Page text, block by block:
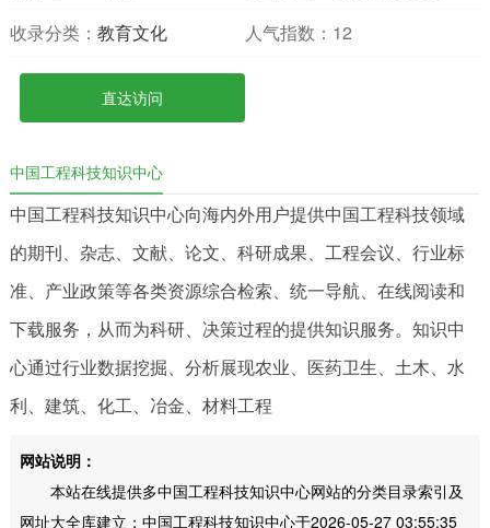
收录分类： 教育文化 人气指数： 12
直达访问
中国工程科技知识中心
中国工程科技知识中心向海内外用户提供中国工程科技领域
的期刊、杂志、文献、论文、科研成果、工程会议、行业标
准、产业政策等各类资源综合检索、统一导航、在线阅读和
下载服务，从而为科研、决策过程的提供知识服务。知识中
心通过行业数据挖掘、分析展现农业、医药卫生、土木、水
利、建筑、化工、冶金、材料工程
网站说明：
本站在线提供多中国工程科技知识中心网站的分类目录索引及
网址大全库建立；中国工程科技知识中心于2026-05-27 03:55:35